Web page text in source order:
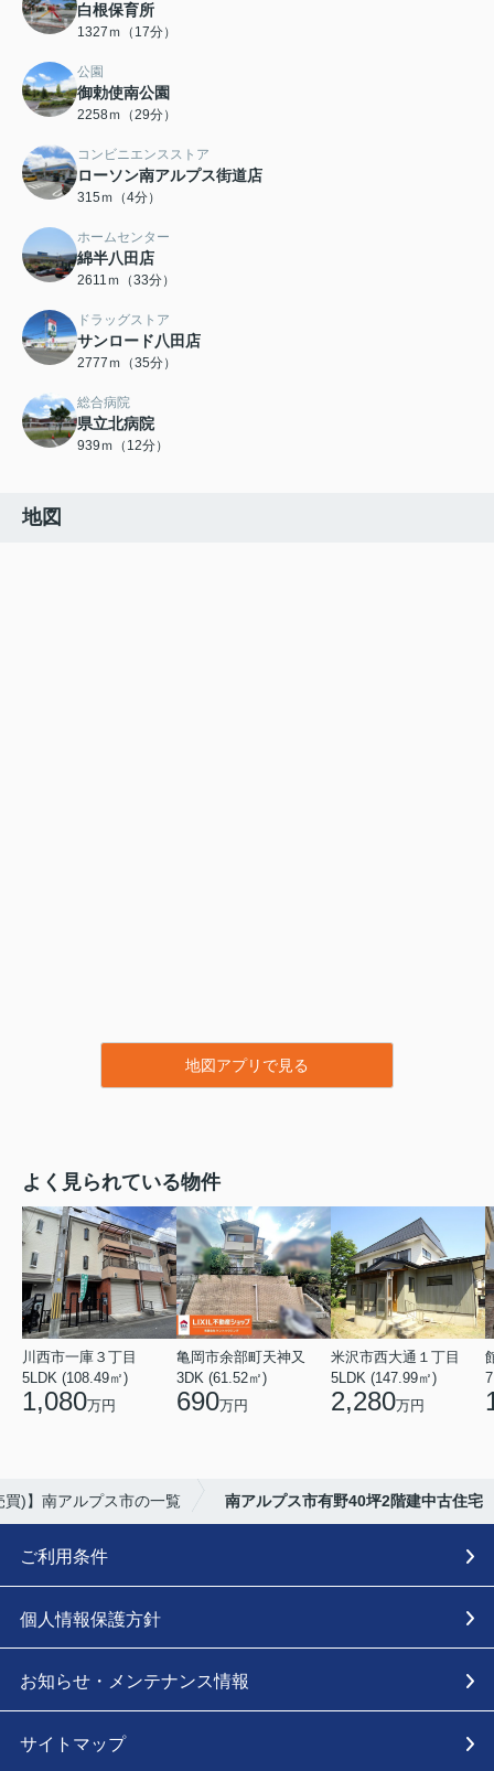
白根保育所
1327ｍ（17分）
公園
御勅使南公園
2258ｍ（29分）
コンビニエンスストア
ローソン南アルプス街道店
315ｍ（4分）
ホームセンター
綿半八田店
2611ｍ（33分）
ドラッグストア
サンロード八田店
2777ｍ（35分）
総合病院
県立北病院
939ｍ（12分）
地図
地図アプリで見る
よく見られている物件
川西市一庫３丁目
5LDK (108.49㎡)
1,080万円
亀岡市余部町天神又
3DK (61.52㎡)
690万円
米沢市西大通１丁目
5LDK (147.99㎡)
2,280万円
買)】南アルプス市の一覧 南アルプス市有野40坪2階建中古住宅
ご利用条件
個人情報保護方針
お知らせ・メンテナンス情報
サイトマップ